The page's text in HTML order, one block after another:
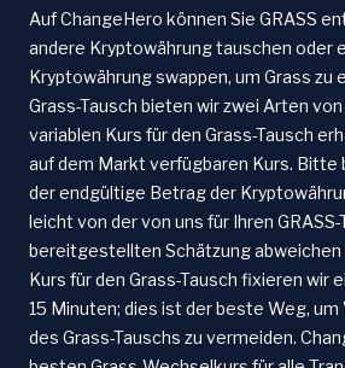
Auf ChangeHero können Sie GRASS
andere Kryptowährung tauschen oder
Kryptowährung swappen, um Grass zu
Grass-Tausch bieten wir zwei Arten
variablen Kurs für den Grass-Tausch
auf dem Markt verfügbaren Kurs. Bitte
der endgültige Betrag der
leicht von der von uns für Ihren GRASS-
bereitgestellten Schätzung abweichen
Kurs für den Grass-Tausch fixieren wir
15 Minuten; dies ist der beste Weg,
des Grass-Tauschs zu vermeiden.